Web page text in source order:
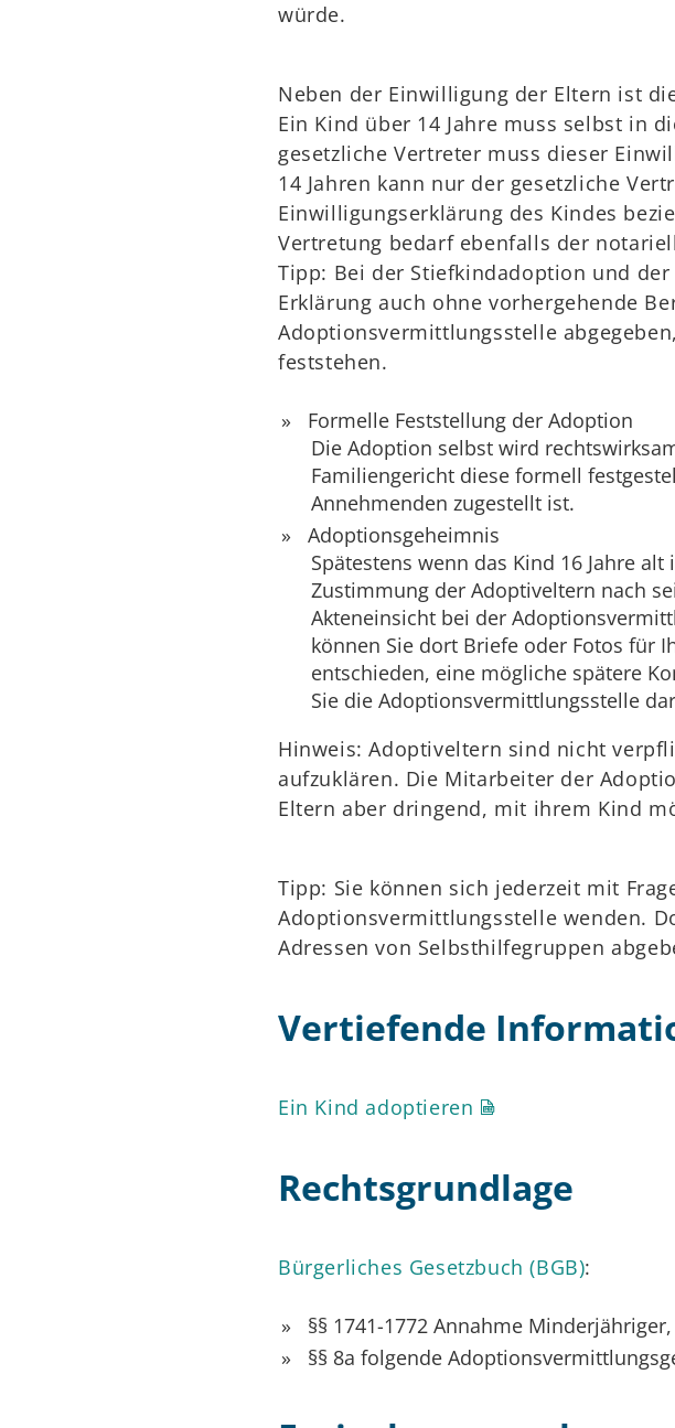
würde.
Neben der Einwilligung der Eltern ist
Ein Kind über 14 Jahre muss selbst in
gesetzliche Vertreter muss dieser
14 Jahren kann nur der gesetzliche
Einwilligungserklärung des Kindes
Vertretung bedarf ebenfalls der
Tipp: Bei der Stiefkindadoption und
Erklärung auch ohne vorhergehende
Adoptionsvermittlungsstelle
feststehen.
Formelle Feststellung der Adoption
Die Adoption selbst wird
Familiengericht diese formell
Annehmenden zugestellt ist.
Adoptionsgeheimnis
Spätestens wenn das Kind 16 Jahre
Zustimmung der Adoptiveltern nach
Akteneinsicht bei der
können Sie dort Briefe oder Fotos für
entschieden, eine mögliche spätere
Sie die Adoptionsvermittlungsstelle
Hinweis: Adoptiveltern sind nicht
aufzuklären. Die Mitarbeiter der
Eltern aber dringend, mit ihrem Kind
Tipp: Sie können sich jederzeit mit
Adoptionsvermittlungsstelle wenden.
Adressen von Selbsthilfegruppen
Vertiefende
Ein Kind adoptieren
Rechtsgrundlage
Bürgerliches Gesetzbuch (BGB):
§§ 1741-1772 Annahme
§§ 8a folgende